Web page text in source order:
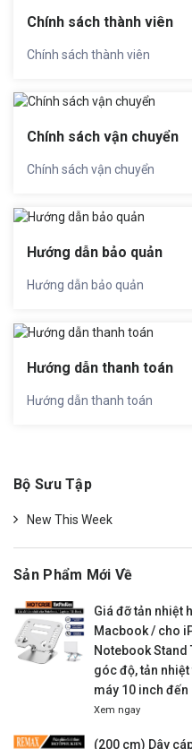
Chính sách thành viên
Chính sách thành viên
Chính sách vận chuyển
Chính sách vận chuyển
Hướng dẫn bảo quản
Hướng dẫn bảo quản
Hướng dẫn thanh toán
Hướng dẫn thanh toán
Giá đỡ tản nhiệt
Macbook / cho
Notebook Stand
góc độ, tản nhiệt
máy 10 inch đến